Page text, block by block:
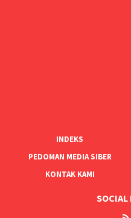
INDEKS
PEDOMAN MEDIA SIBER
KONTAK KAMI
SOCIAL